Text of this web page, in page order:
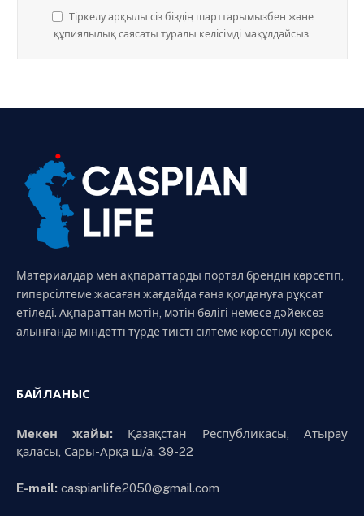
Тіркелу арқылы сіз біздің шарттарымызбен және
құпиялылық саясаты туралы келісімді мақұлдайсыз.
Материалдар мен ақпараттарды портал брендін көрсетіп,
гиперсілтеме жасаған жағдайда ғана қолдануға рұқсат
етіледі. Ақпараттан мәтін, мәтін бөлігі немесе дәйексөз
алынғанда міндетті түрде тиісті сілтеме көрсетілуі керек.
БАЙЛАНЫС
Мекен жайы:Қазақстан Республикасы, Атырау
қаласы, Сары-Арқа ш/а, 39-22
E-mail: caspianlife2050@gmail.com